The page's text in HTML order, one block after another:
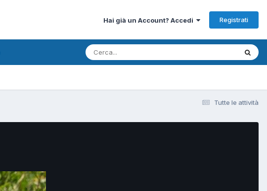
Hai già un Account? Accedi Registrati
Tutte le attività